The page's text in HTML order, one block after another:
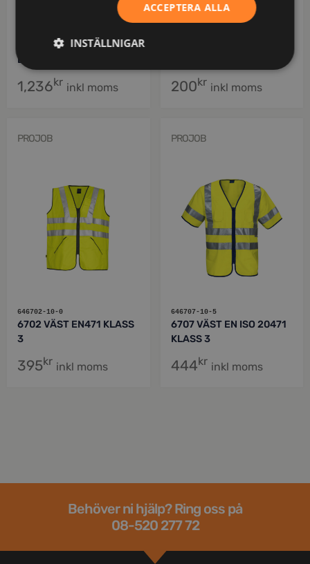
6704 HANTVERKSVÄST
EN ISO 20471 KLASS 2
1,236kr inkl moms 200kr inkl moms
PROJOB
646702-10-0
6702 VÄST EN471 KLASS
3
395kr inkl moms
PROJOB
646707-10-5
6707 VÄST EN ISO 20471
KLASS 3
444kr inkl moms
Behöver ni hjälp? Ring oss på
08-520 277 72
ACCEPTERA ALLA
INSTÄLLNIGAR